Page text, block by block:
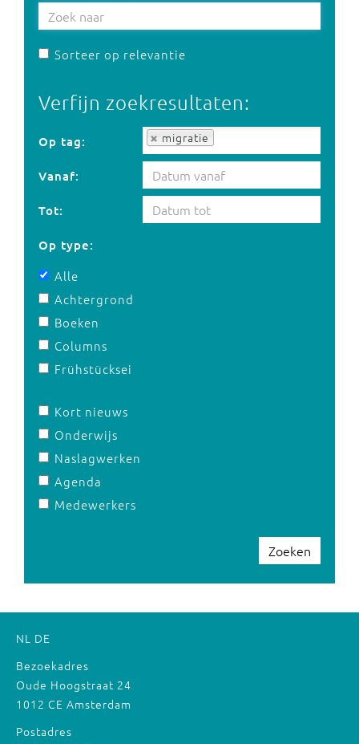
Sorteer op relevantie
Verfijn zoekresultaten:
Op tag: migratie
Op tag:
Vanaf:
Tot:
Op type:
Alle
Achtergrond
Boeken
Columns
Frühstücksei
Kort nieuws
Onderwijs
Naslagwerken
Agenda
Medewerkers
Zoeken
NL DE
Bezoekadres
Oude Hoogstraat 24
1012 CE Amsterdam
Postadres